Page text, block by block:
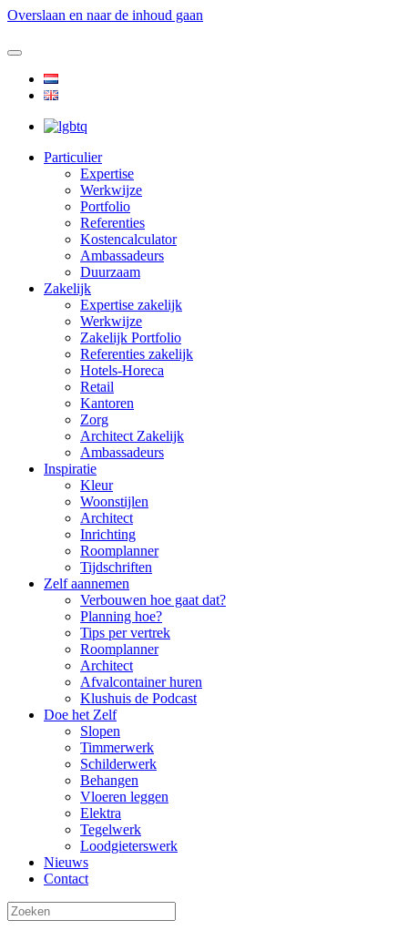
Overslaan en naar de inhoud gaan
Particulier
Expertise
Werkwijze
Portfolio
Referenties
Kostencalculator
Ambassadeurs
Duurzaam
Zakelijk
Expertise zakelijk
Werkwijze
Zakelijk Portfolio
Referenties zakelijk
Hotels-Horeca
Retail
Kantoren
Zorg
Architect Zakelijk
Ambassadeurs
Inspiratie
Kleur
Woonstijlen
Architect
Inrichting
Roomplanner
Tijdschriften
Zelf aannemen
Verbouwen hoe gaat dat?
Planning hoe?
Tips per vertrek
Roomplanner
Architect
Afvalcontainer huren
Klushuis de Podcast
Doe het Zelf
Slopen
Timmerwerk
Schilderwerk
Behangen
Vloeren leggen
Elektra
Tegelwerk
Loodgieterswerk
Nieuws
Contact